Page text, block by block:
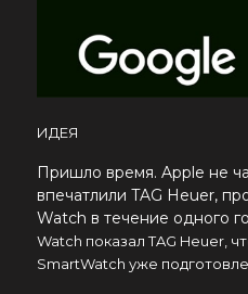
ИДЕЯ
Пришло время. Apple не
впечатлили TAG Heuer,
Watch в течение одного
Watch показалTAG Heuer,
SmartWatch уже